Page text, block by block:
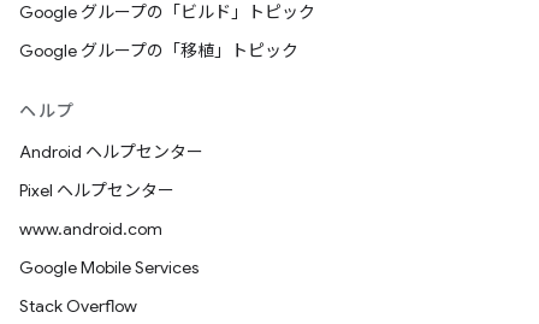
Google グループの「ビルド」トピック
Google グループの「移植」トピック
ヘルプ
Android ヘルプセンター
Pixel ヘルプセンター
www.android.com
Google Mobile Services
Stack Overflow